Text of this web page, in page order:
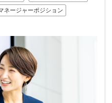
ネージャーポジション